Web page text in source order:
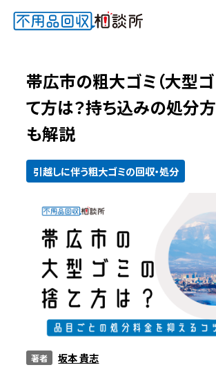
不用品回収相談所TOP
当社について
サービス
帯広市の粗大ゴミ（大型ゴ
て方は？持ち込みの処分
も解説
引越しに伴う粗大ゴミの回収・処分
著者 坂本 貴志